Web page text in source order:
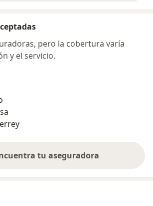
pero la cobertura varía
y el servicio.
tu aseguradora